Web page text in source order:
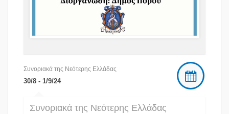
Συνοριακά της Νεότερης Ελλάδας
30/8 - 1/9/24
Συνοριακά της Νεότερης Ελλάδας